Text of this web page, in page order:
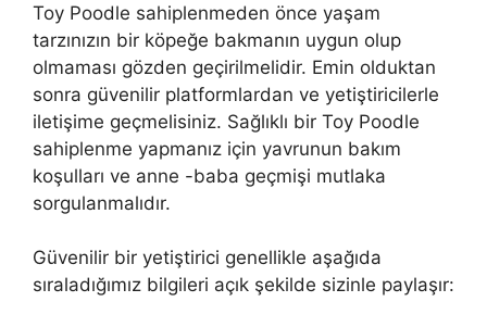
Toy Poodle sahiplenmeden önce yaşam
tarzınızın bir köpeğe bakmanın uygun olup
olmaması gözden geçirilmelidir. Emin olduktan
sonra güvenilir platformlardan ve yetiştiricilerle
iletişime geçmelisiniz. Sağlıklı bir Toy Poodle
sahiplenme yapmanız için yavrunun bakım
koşulları ve anne -baba geçmişi mutlaka
sorgulanmalıdır.
Güvenilir bir yetiştirici genellikle aşağıda
sıraladığımız bilgileri açık şekilde sizinle paylaşır: